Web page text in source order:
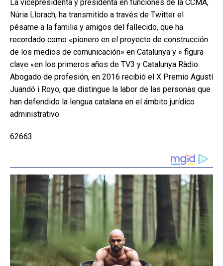
La vicepresidenta y presidenta en funciones de la CCMA,
Núria Llorach, ha transmitido a través de Twitter el
pésame a la familia y amigos del fallecido, que ha
recordado como «pionero en el proyecto de construcción
de los medios de comunicación» en Catalunya y » figura
clave «en los primeros años de TV3 y Catalunya Ràdio.
Abogado de profesión, en 2016 recibió el X Premio Agustí
Juandó i Royo, que distingue la labor de las personas que
han defendido la lengua catalana en el ámbito jurídico
administrativo.
62663